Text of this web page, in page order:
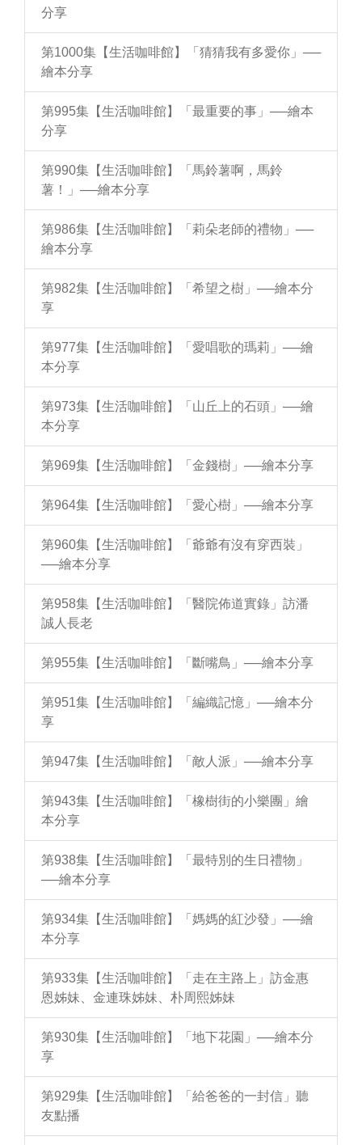
分享
第1000集【生活咖啡館】「猜猜我有多愛你」──
繪本分享
第995集【生活咖啡館】「最重要的事」──繪本
分享
第990集【生活咖啡館】「馬鈴薯啊，馬鈴
薯！」──繪本分享
第986集【生活咖啡館】「莉朵老師的禮物」──
繪本分享
第982集【生活咖啡館】「希望之樹」──繪本分
享
第977集【生活咖啡館】「愛唱歌的瑪莉」──繪
本分享
第973集【生活咖啡館】「山丘上的石頭」──繪
本分享
第969集【生活咖啡館】「金錢樹」──繪本分享
第964集【生活咖啡館】「愛心樹」──繪本分享
第960集【生活咖啡館】「爺爺有沒有穿西裝」
──繪本分享
第958集【生活咖啡館】「醫院佈道實錄」訪潘
誠人長老
第955集【生活咖啡館】「斷嘴鳥」──繪本分享
第951集【生活咖啡館】「編織記憶」──繪本分
享
第947集【生活咖啡館】「敵人派」──繪本分享
第943集【生活咖啡館】「橡樹街的小樂團」繪
本分享
第938集【生活咖啡館】「最特別的生日禮物」
──繪本分享
第934集【生活咖啡館】「媽媽的紅沙發」──繪
本分享
第933集【生活咖啡館】「走在主路上」訪金惠
恩姊妹、金連珠姊妹、朴周熙姊妹
第930集【生活咖啡館】「地下花園」──繪本分
享
第929集【生活咖啡館】「給爸爸的一封信」聽
友點播